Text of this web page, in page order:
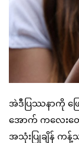
အဲဒီပြဿနာကို ဖ
အောက် ကလေးတွ
အသုံးပြုချိန် က